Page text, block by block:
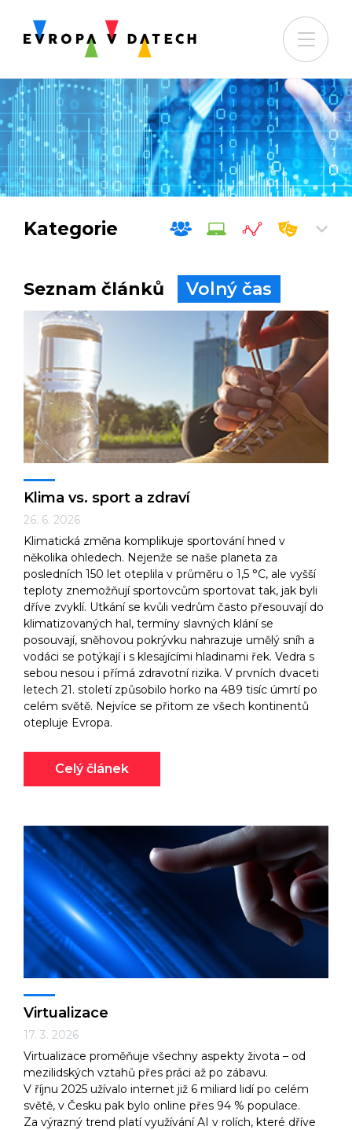
Kategorie
Společnost
Ekonomika a byznys
Kultura a sport
Seznam článků Volný čas
Klima vs. sport a zdraví
26. 6. 2026
Klimatická změna komplikuje sportování hned v
několika ohledech. Nejenže se naše planeta za
posledních 150 let oteplila v průměru o 1,5 °C, ale vyšší
teploty znemožňují sportovcům sportovat tak, jak byli
dříve zvyklí. Utkání se kvůli vedrům často přesouvají do
klimatizovaných hal, termíny slavných klání se
posouvají, sněhovou pokrývku nahrazuje umělý sníh a
vodáci se potýkají i s klesajícími hladinami řek. Vedra s
sebou nesou i přímá zdravotní rizika. V prvních dvaceti
letech 21. století způsobilo horko na 489 tisíc úmrtí po
celém světě. Nejvíce se přitom ze všech kontinentů
otepluje Evropa.
Celý článek
Virtualizace
17. 3. 2026
Virtualizace proměňuje všechny aspekty života – od
mezilidských vztahů přes práci až po zábavu.
V říjnu 2025 užívalo internet již 6 miliard lidí po celém
světě, v Česku pak bylo online přes 94 % populace.
Za výrazný trend platí využívání AI v rolích, které dříve